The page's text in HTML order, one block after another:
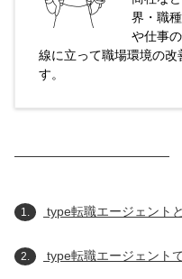
界・職
や仕事
線に立って職場環境の改
す。
1. type転職エージェント
2. type転職エージェント